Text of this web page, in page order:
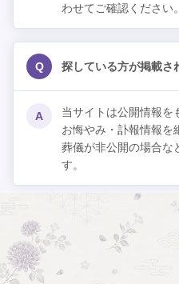
わせてご確認ください。
Q 探している方が掲載さ
A
当サイトは公開情報を
お悔やみ・訃報情報を
葬儀が非公開の場合な
す。